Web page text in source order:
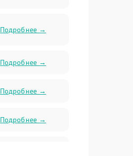
Подробнее →
Подробнее →
Подробнее →
Подробнее →